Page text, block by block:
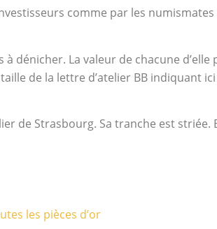
comme par les
dénicher. La valeur de chacune
de la lettre d’atelier BB indiquant
de Strasbourg. Sa tranche est
les pièces d’or